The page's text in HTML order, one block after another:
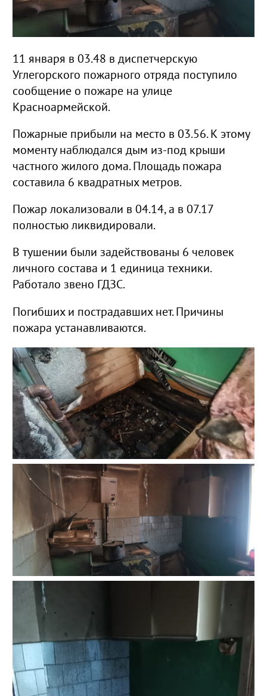
11 января в 03.48 в диспетчерскую
Углегорского пожарного отряда поступило
сообщение о пожаре на улице
Красноармейской.
Пожарные прибыли на место в 03.56. К этому
моменту наблюдался дым из-под крыши
частного жилого дома. Площадь пожара
составила 6 квадратных метров.
Пожар локализовали в 04.14, а в 07.17
полностью ликвидировали.
В тушении были задействованы 6 человек
личного состава и 1 единица техники.
Работало звено ГДЗС.
Погибших и пострадавших нет. Причины
пожара устанавливаются.